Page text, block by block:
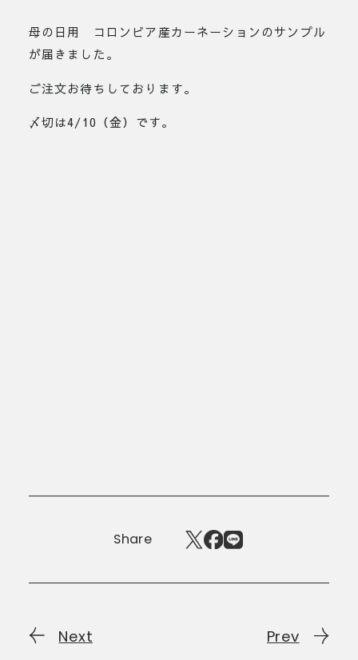
母の日用 コロンビア産カーネーションのサンプル
が届きました。
ご注文お待ちしております。
〆切は4/10（金）です。
Share
Next Prev